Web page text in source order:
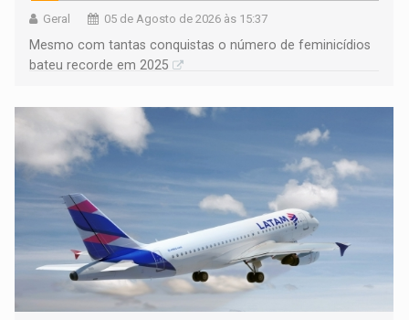
Geral 05 de Agosto de 2026 às 15:37
Mesmo com tantas conquistas o número de feminicídios
bateu recorde em 2025